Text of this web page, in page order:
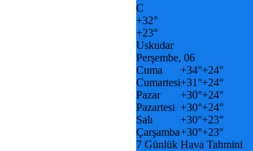
C
+32°
+23°
Uskudar
Perşembe, 06
Cuma
+34°+24°
Cumartesi+31°+24°
Pazar
+30°+24°
Pazartesi +30°+24°
Salı
+30°+23°
Çarşamba+30°+23°
7 Günlük Hava Tahmini